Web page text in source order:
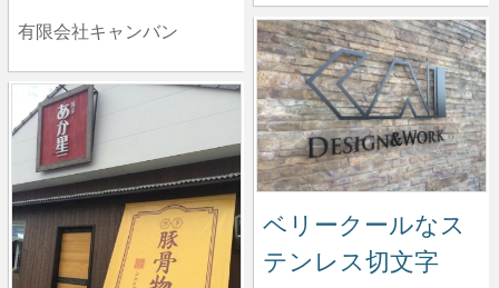
有限会社キャンバン
ベリークールなス
テンレス切文字